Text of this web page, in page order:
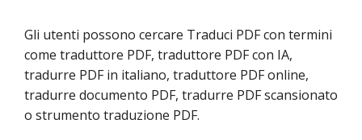
Gli utenti possono cercare Traduci PDF con termini
come traduttore PDF, traduttore PDF con IA,
tradurre PDF in italiano, traduttore PDF online,
tradurre documento PDF, tradurre PDF scansionato
o strumento traduzione PDF.